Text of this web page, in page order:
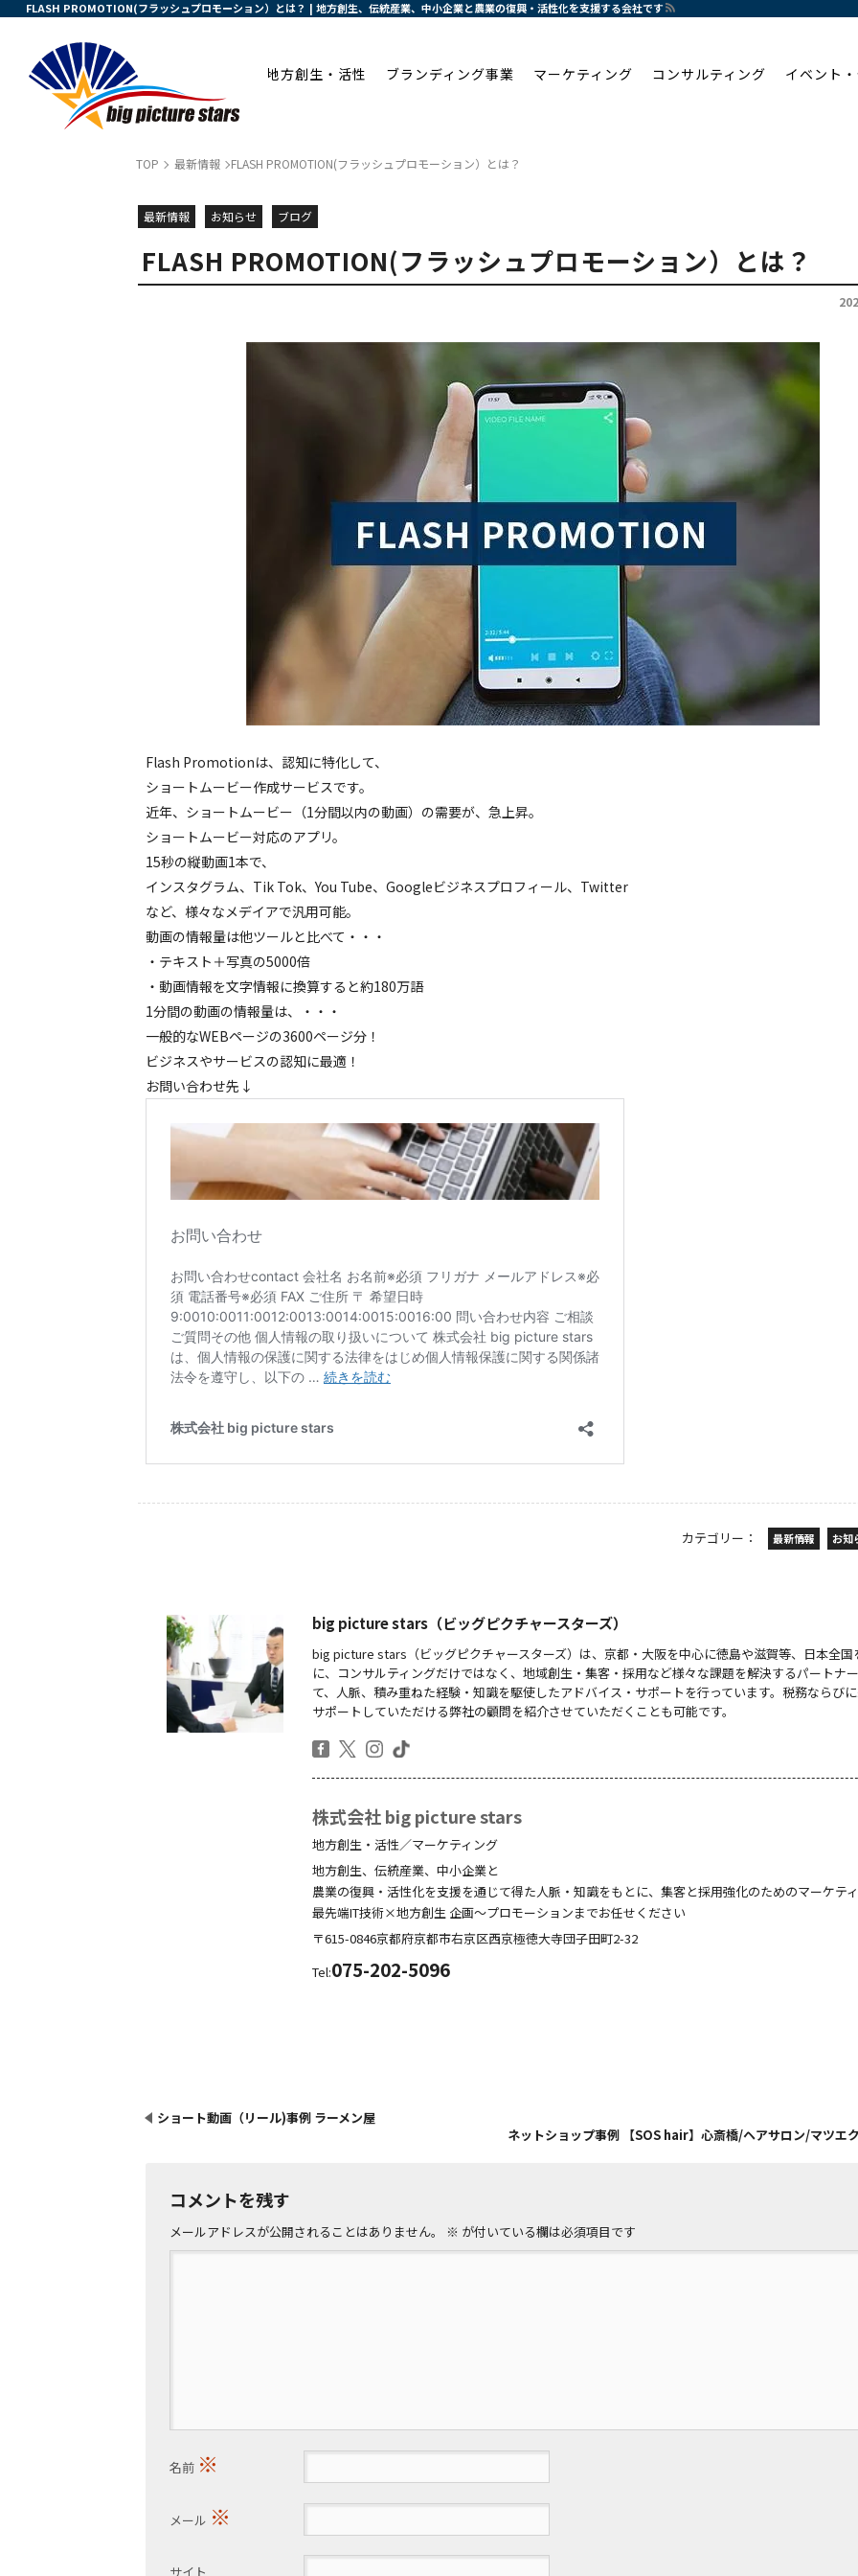
FLASH PROMOTION(フラッシュプロモーション）とは？ | 地方創生、伝統産業、中小企業と農業の復興・活性化を支援する会社です
地方創生・活性 ブランディング事業 マーケティング コンサルティング イベント
TOP 最新情報 FLASH PROMOTION(フラッシュプロモーション）とは？
最新情報 お知らせ ブログ
FLASH PROMOTION(フラッシュプロモーション）とは？
Flash Promotionは、認知に特化して、
ショートムービー作成サービスです。
近年、ショートムービー（1分間以内の動画）の需要が、急上昇。
ショートムービー対応のアプリ。
15秒の縦動画1本で、
インスタグラム、Tik Tok、You Tube、Googleビジネスプロフィール、Twitter
など、様々なメデイアで汎用可能。
動画の情報量は他ツールと比べて・・・
・テキスト＋写真の5000倍
・動画情報を文字情報に換算すると約180万語
1分間の動画の情報量は、・・・
一般的なWEBページの3600ページ分！
ビジネスやサービスの認知に最適！
お問い合わせ先↓
カテゴリー： 最新情報 お知
big picture stars（ビッグピクチャースターズ）
big picture stars（ビッグピクチャースターズ）は、京都・大阪を中心に徳島や滋賀等、日本全国
に、コンサルティングだけではなく、地域創生・集客・採用など様々な課題を解決するパートナ
て、人脈、積み重ねた経験・知識を駆使したアドバイス・サポートを行っています。税務ならび
サポートしていただける弊社の顧問を紹介させていただくことも可能です。
株式会社 big picture stars
地方創生・活性／マーケティング
地方創生、伝統産業、中小企業と
農業の復興・活性化を支援を通じて得た人脈・知識をもとに、集客と採用強化のためのマーケテ
最先端IT技術×地方創生 企画～プロモーションまでお任せください
〒615-0846京都府京都市右京区西京極徳大寺団子田町2-32
Tel:075-202-5096
ショート動画（リール)事例 ラーメン屋
ネットショップ事例 【SOS hair】心斎橋/ヘアサロン/マツエ
コメントを残す
メールアドレスが公開されることはありません。 ※ が付いている欄は必須項目です
名前 ※
メール ※
サイト